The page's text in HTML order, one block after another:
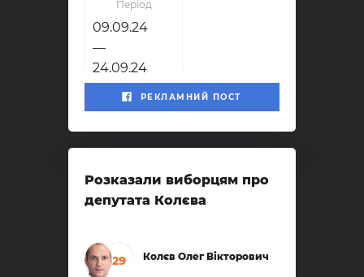
Період
09.09.24
—
24.09.24
РЕКЛАМНИЙ ПОСТ
Розказали виборцям про
депутата Колєва
29 Колєв Олег Вікторович